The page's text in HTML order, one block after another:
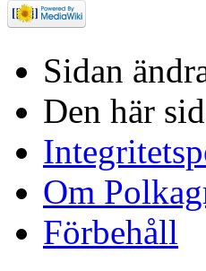
Sidan
Den här
Om
Förbehåll